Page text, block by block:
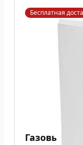
Бесплатная
Газовый